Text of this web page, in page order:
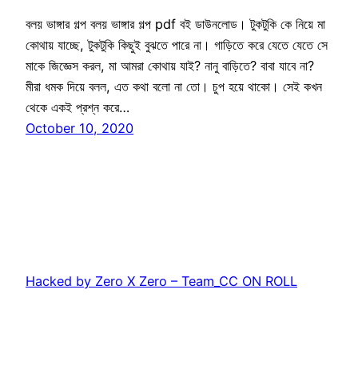
বলয় ভাঙ্গার গল্প বলয় ভাঙ্গার গল্প pdf বই ডাউনলোড। টুকটুকি কে নিয়ে মা
কোথায় যাচ্ছে, টুকটুকি কিছুই বুঝতে পারে না। গাড়িতে করে যেতে যেতে সে
মাকে জিজ্ঞেস করল, মা আমরা কোথায় যাই? নানু বাড়িতে? বাবা যাবে না?
মীরা ধমক দিয়ে বলল, এত কথা বলো না তো। চুপ হয়ে থাকো। সেই কখন
থেকে একই প্রশ্ন করে…
October 10, 2020
Hacked by Zero X Zero – Team_CC ON ROLL